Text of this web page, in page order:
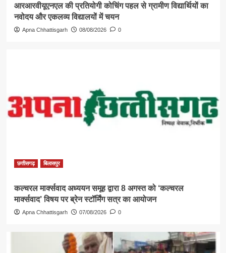
आरआरवीयूएनएल की प्रतियोगी कोचिंग पहल से ग्रामीण विद्यार्थियों का
नवोदय और एकलव्य विद्यालयों में चयन
Apna Chhattisgarh 08/08/2026 0
छत्तीसगढ़ बिलासपुर
कल्चरल मार्क्सवाद अध्ययन समूह द्वारा 8 अगस्त को ‘कल्चरल
मार्क्सवाद’ विषय पर ब्रेन स्टॉर्मिंग सत्र का आयोजन
Apna Chhattisgarh 07/08/2026 0